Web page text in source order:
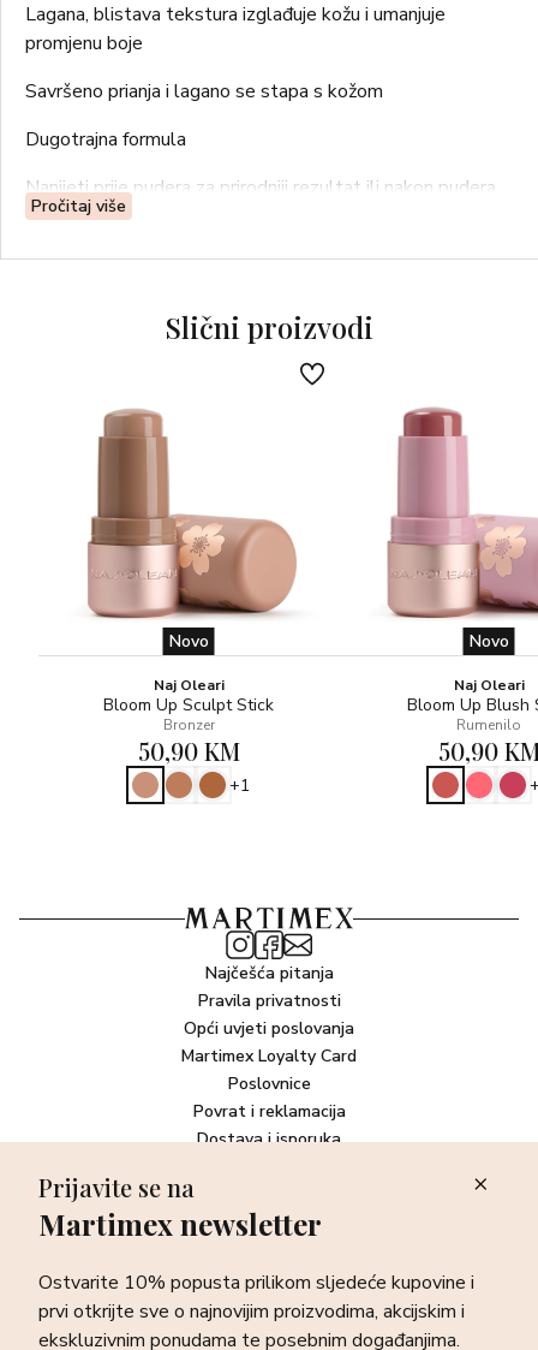
Lagana, blistava tekstura izglađuje kožu i umanjuje
promjenu boje
Savršeno prianja i lagano se stapa s kožom
Dugotrajna formula
Nanijeti prije pudera za prirodniji rezultat ili nakon pudera
za veće prekrivanje.
Aktivni sastojci: SFERE HIJALURONSKE KISELINE
Pročitaj više
Slični proizvodi
Novo
Naj Oleari
Bloom Up Sculpt Stick
Bronzer
50,90 KM
+1
Novo
Naj Oleari
Bloom Up Blush
Rumenilo
50,90
Najčešća pitanja
Pravila privatnosti
Opći uvjeti poslovanja
Martimex Loyalty Card
Poslovnice
Povrat i reklamacija
Dostava i isporuka
Newsletter
sve o najnovijim proizvodima, akcijskim i ekskluzivnim
ponudama te posebnim događanjima.
Prijava
Prijavite se na
Martimex newsletter
Ostvarite 10% popusta prilikom sljedeće kupovine i
prvi otkrijte sve o najnovijim proizvodima, akcijskim i
ekskluzivnim ponudama te posebnim događanjima.